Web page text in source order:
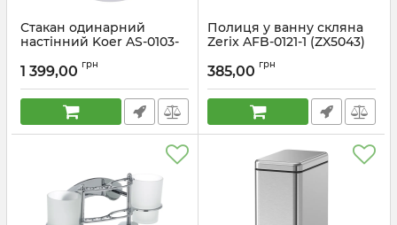
Стакан одинарний
настінний Koer AS-0103-
(KR6162)
Артикул: KR6162
1 399,00 грн
Полиця у ванну скляна
Zerix AFB-0121-1 (ZX5043)
385,00 грн